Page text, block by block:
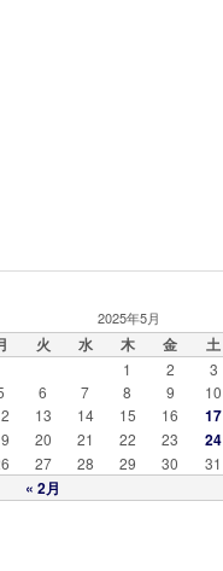
2025年5月
火 水 木 金 土
« 2月
1 2 3
6 7 8 9 10
13 14 15 16 17
20 21 22 23 24
27 28 29 30 31